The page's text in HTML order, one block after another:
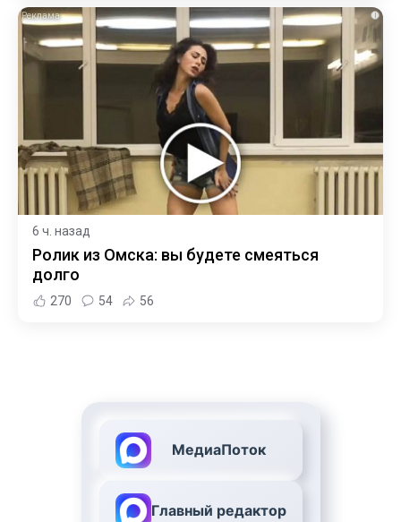
i
6 ч. назад
Ролик из Омска: вы будете смеяться
долго
270 54 56
МедиаПоток
Главный редактор